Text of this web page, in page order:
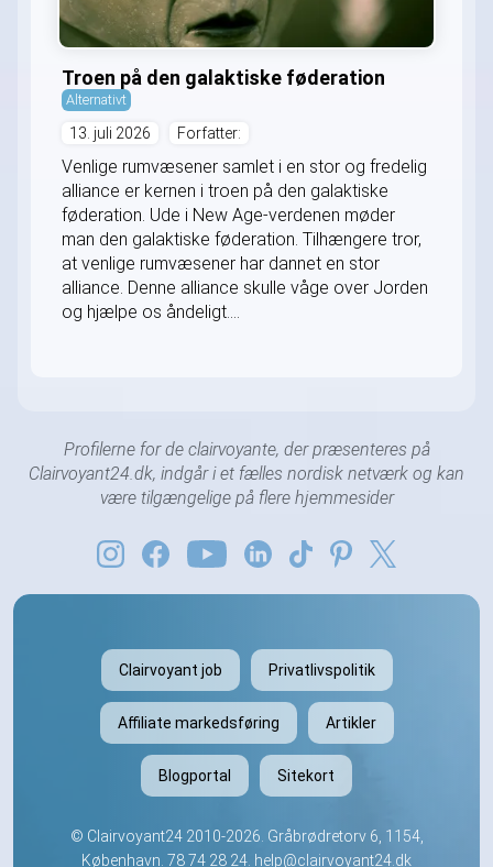
Troen på den galaktiske føderation
Alternativt
13. juli 2026 Forfatter:
Venlige rumvæsener samlet i en stor og fredelig
alliance er kernen i troen på den galaktiske
føderation. Ude i New Age-verdenen møder
man den galaktiske føderation. Tilhængere tror,
at venlige rumvæsener har dannet en stor
alliance. Denne alliance skulle våge over Jorden
og hjælpe os åndeligt....
Profilerne for de clairvoyante, der præsenteres på
Clairvoyant24.dk, indgår i et fælles nordisk netværk og kan
være tilgængelige på flere hjemmesider
Clairvoyant job Privatlivspolitik
Affiliate markedsføring Artikler
Blogportal Sitekort
© Clairvoyant242010-2026. Gråbrødretorv 6, 1154,
København. 78 74 28 24. help@clairvoyant24.dk